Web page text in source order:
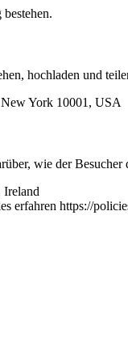
hochladen und
York 10001, USA
wie der Besucher
erfahren https://